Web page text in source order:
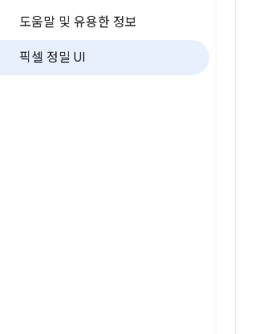
도움말 및 유용한 정보
픽셀 정밀 UI